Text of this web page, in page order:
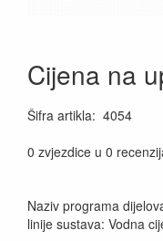
Cijena na
Šifra artikla: 4054
0 zvjezdice u 0
Naziv programa
linije sustava: Vodna